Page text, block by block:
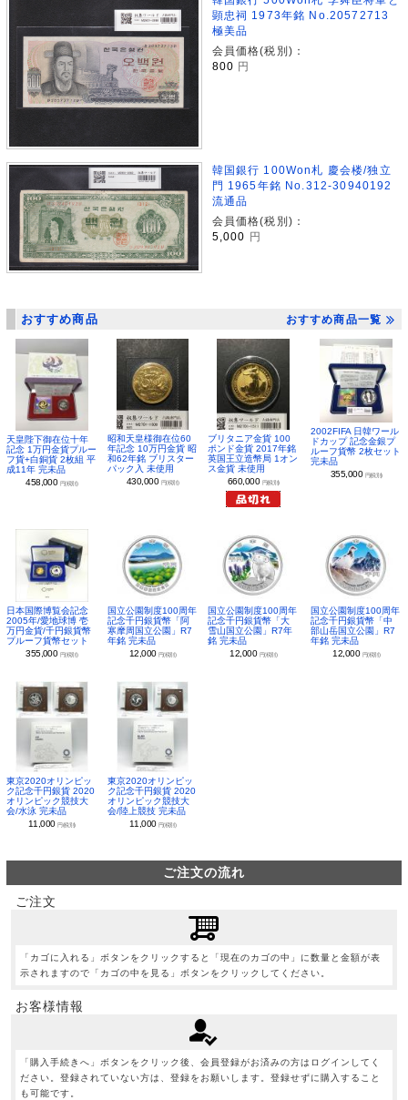
顕忠祠 1973年銘 No.20572713
極美品
会員価格(税別)：
800 円
韓国銀行 100Won札 慶会楼/独立
門 1965年銘 No.312-30940192
流通品
会員価格(税別)：
5,000 円
おすすめ商品 おすすめ商品一覧
天皇陛下御在位十年
記念 1万円金貨プルー
フ貨+白銅貨 2枚組 平
成11年 完未品
458,000 円(税別)
昭和天皇様御在位60
年記念 10万円金貨 昭
和62年銘 ブリスター
パック入 未使用
430,000 円(税別)
ブリタニア金貨 100
ポンド金貨 2017年銘
英国王立造幣局 1オン
ス金貨 未使用
660,000 円(税別)
2002FIFA 日韓ワール
ドカップ 記念金銀プ
ルーフ貨幣 2枚セット
完未品
355,000 円(税別)
日本国際博覧会記念
2005年/愛地球博 壱
万円金貨/千円銀貨幣
プルーフ貨幣セット
355,000 円(税別)
国立公園制度100周年
記念千円銀貨幣「阿
寒摩周国立公園」R7
年銘 完未品
12,000 円(税別)
国立公園制度100周年
記念千円銀貨幣「大
雪山国立公園」R7年
銘 完未品
12,000 円(税別)
国立公園制度100周年
記念千円銀貨幣「中
部山岳国立公園」R7
年銘 完未品
12,000 円(税別)
東京2020オリンピッ
ク記念千円銀貨 2020
オリンピック競技大
会/水泳 完未品
11,000円(税別)
東京2020オリンピッ
ク記念千円銀貨 2020
オリンピック競技大
会/陸上競技 完未品
11,000 円(税別)
ご注文の流れ
ご注文
「カゴに入れる」ボタンをクリックすると「現在のカゴの中」に数量と金額が表
示されますので「カゴの中を見る」ボタンをクリックしてください。
お客様情報
「購入手続きへ」ボタンをクリック後、会員登録がお済みの方はログインしてく
ださい。登録されていない方は、登録をお願いします。登録せずに購入すること
も可能です。